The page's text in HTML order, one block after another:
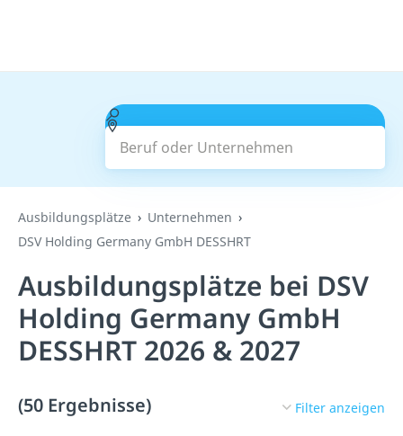
Beruf oder Unternehmen
Suchen
Ausbildungsplätze
Unternehmen
DSV Holding Germany GmbH DESSHRT
Ausbildungsplätze bei DSV
Holding Germany GmbH
DESSHRT 2026 & 2027
(50 Ergebnisse) Filter anzeigen